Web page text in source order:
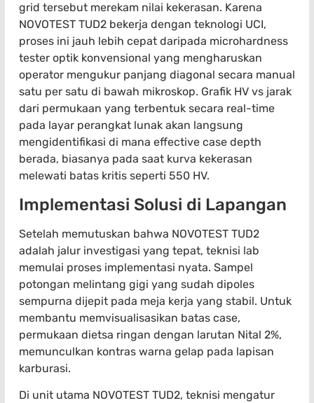
grid tersebut merekam nilai kekerasan. Karena
NOVOTEST TUD2 bekerja dengan teknologi UCI,
proses ini jauh lebih cepat daripada microhardness
tester optik konvensional yang mengharuskan
operator mengukur panjang diagonal secara manual
satu per satu di bawah mikroskop. Grafik HV vs jarak
dari permukaan yang terbentuk secara real-time
pada layar perangkat lunak akan langsung
mengidentifikasi di mana effective case depth
berada, biasanya pada saat kurva kekerasan
melewati batas kritis seperti 550 HV.
Implementasi Solusi di Lapangan
Setelah memutuskan bahwa NOVOTEST TUD2
adalah jalur investigasi yang tepat, teknisi lab
memulai proses implementasi nyata. Sampel
potongan melintang gigi yang sudah dipoles
sempurna dijepit pada meja kerja yang stabil. Untuk
membantu memvisualisasikan batas case,
permukaan dietsa ringan dengan larutan Nital 2%,
memunculkan kontras warna gelap pada lapisan
karburasi.
Di unit utama NOVOTEST TUD2, teknisi mengatur